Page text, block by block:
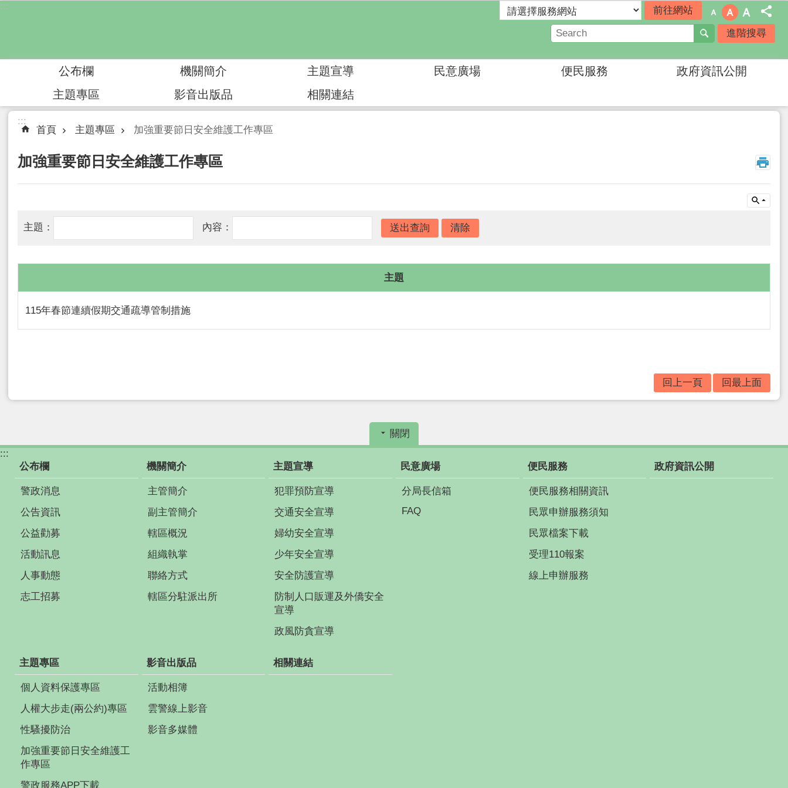
跳到主要內容區塊
:::
進階搜尋
公布欄 機關簡介 主題宣導 民意廣場 便民服務
政府資訊公開
主題專區
影音出版品 相關連結
:::
首頁 主題專區 加強重要節日安全維護工作專區
加強重要節日安全維護工作專區 _
主題： 內容：
主題
115年春節連續假期交通疏導管制措施
回上一頁 回最上面
關閉
:::
公布欄
警政消息
公告資訊
公益勸募
活動訊息
人事動態
志工招募
機關簡介
主管簡介
副主管簡介
轄區概況
組織執掌
聯絡方式
轄區分駐派出所
主題宣導
犯罪預防宣導
交通安全宣導
婦幼安全宣導
少年安全宣導
安全防護宣導
防制人口販運及外僑安全
宣導
政風防貪宣導
民意廣場
分局長信箱
FAQ
便民服務
便民服務相關資訊
民眾申辦服務須知
民眾檔案下載
受理110報案
線上申辦服務
政府資訊公開
主題專區
個人資料保護專區
人權大步走(兩公約)專區
性騷擾防治
加強重要節日安全維護工
作專區
警政服務APP下載
影音出版品
活動相簿
雲警線上影音
影音多媒體
相關連結